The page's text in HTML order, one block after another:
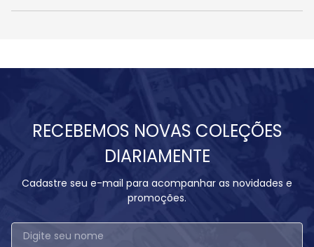
RECEBEMOS NOVAS COLEÇÕES
DIARIAMENTE
Cadastre seu e-mail para acompanhar as novidades e
promoções.